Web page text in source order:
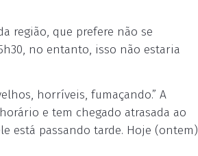
região, que prefere não se
no entanto, isso não estaria
horríveis, fumaçando.” A
e tem chegado atrasada ao
está passando tarde. Hoje (ontem)